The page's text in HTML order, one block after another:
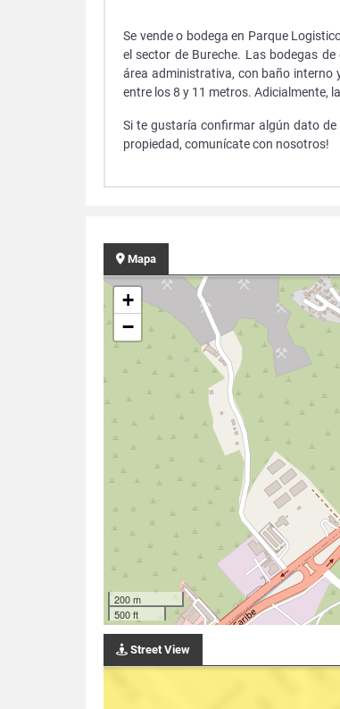
Se vende o bodega en Parque
el sector de Bureche. Las bodegas
área administrativa, con baño interno
entre los 8 y 11 metros. Adicialmente,
Si te gustaría confirmar algún dato
propiedad, comunícate con nosotros!
Mapa
+
−
200 m
500 ft
Street View